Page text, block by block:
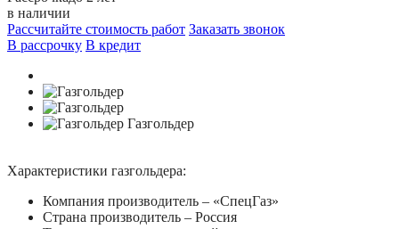
в наличии
Рассчитайте стоимость работ Заказать звонок
В рассрочку В кредит
Характеристики газгольдера:
Компания производитель – «СпецГаз»
Страна производитель – Россия